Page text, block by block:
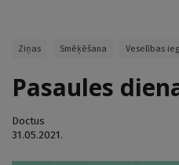
Ziņas Smēķēšana Veselības
Pasaules
Doctus
31.05.2021.